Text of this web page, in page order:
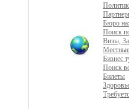
Бюро
Поиск
Визы,
Бизнес
Поиск
Билеты